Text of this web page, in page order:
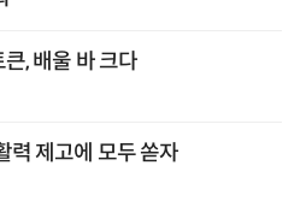
, 배울 바 크다
력 제고에 모두 쏟자